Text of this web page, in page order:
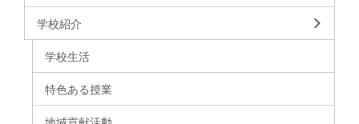
学校紹介
学校生活
特色ある授業